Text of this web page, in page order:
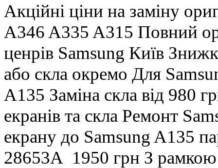
Акційні ціни на заміну
A346 A335 A315 Повний
ценрів Samsung Київ
або скла окремо Для
A135 Заміна скла від 980
екранів та скла Ремонт
екрану до Samsung A135
28653A 1950 грн З